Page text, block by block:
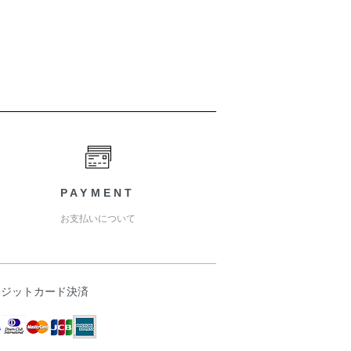
PAYMENT
お支払いについて
ットカード決済